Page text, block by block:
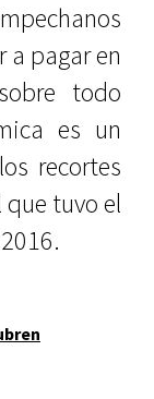
a pagar en
todo
es un
recortes
tuvo el